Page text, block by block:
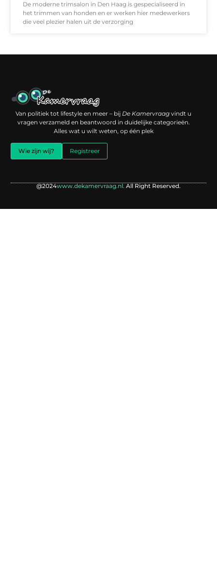
De moderne trimsalon in Den Haag is gespecialiseerd in
het trimmen van honden en er werken hier medewerkers
die veel plezier halen uit de verzorging
Van politiek tot lifestyle en meer – bijDe Kamervraag vindt u
vragen verzameld en beantwoord in duidelijke categorieën.
Alles wat u wilt weten, op één plek
Wie zijn wij? Registreer
@2024www.dekamervraag.nl. All Right Reserved.